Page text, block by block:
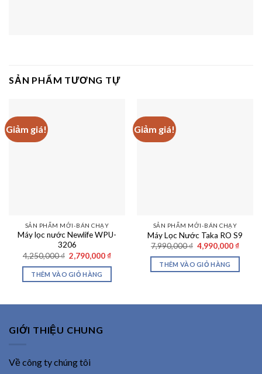
SẢN PHẨM TƯƠNG TỰ
Giảm giá!
SẢN PHẨM MỚI-BÁN CHẠY
Máy lọc nước Newlife WPU-
3206
4,250,000₫ Giá
gốc
là:
4,250,000 ₫.
2,790,000 ₫Giá
THÊM VÀO GIỎ HÀNG
Giảm giá!
SẢN PHẨM MỚI-BÁN CHẠY
Máy Lọc Nước Taka RO S9
7,990,000₫ Giá
gốc
là:
7,990,000 ₫.
4,990,000 ₫Giá
THÊM VÀO GIỎ HÀNG
GIỚI THIỆU CHUNG
Về công ty chúng tôi